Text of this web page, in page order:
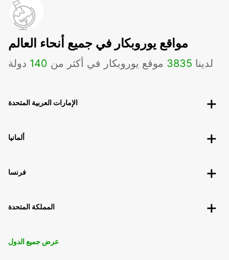
مواقع يوروبكار في جميع أنحاء العالم
لدينا 3835 موقع يوروبكار في أكثر من 140 دولة
الإمارات العربية المتحدة
ألمانيا
فرنسا
المملكة المتحدة
عرض جميع الدول